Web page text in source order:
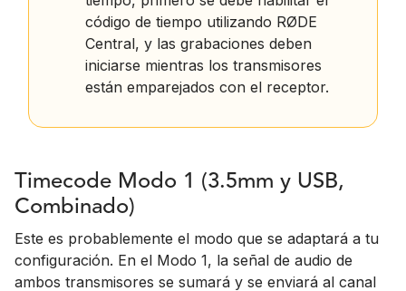
código de tiempo utilizando RØDE
Central, y las grabaciones deben
iniciarse mientras los transmisores
están emparejados con el receptor.
Timecode Modo 1 (3.5mm y USB,
Combinado)
Este es probablemente el modo que se adaptará a tu
configuración. En el Modo 1, la señal de audio de
ambos transmisores se sumará y se enviará al canal